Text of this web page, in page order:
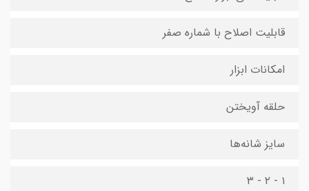
قابلیت اصلاح با شماره صفر
امکانات ابزار
حلقه آویختن
سایز شانه‌ها
۱ - ۲ - ۳